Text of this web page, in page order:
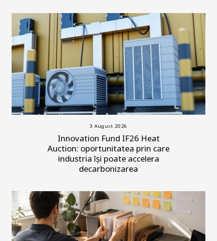
3 August 2026
Innovation Fund IF26 Heat
Auction: oportunitatea prin care
industria își poate accelera
decarbonizarea